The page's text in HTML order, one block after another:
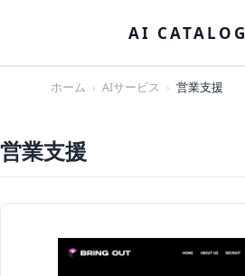
AI CATALOG
ホーム AIサービス 営業支援
営業支援